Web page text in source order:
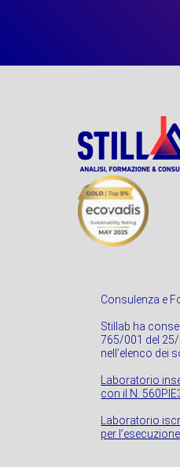
Consulenza e
Stillab ha
765/001 del
nell’elenco dei
Laboratorio
con il N.
Laboratorio
per